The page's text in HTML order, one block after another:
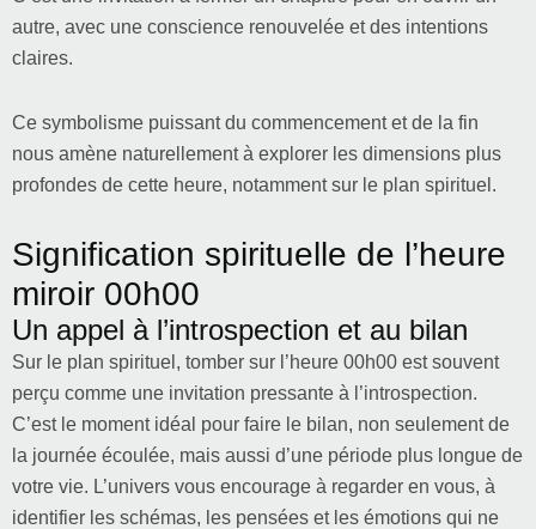
autre, avec une conscience renouvelée et des intentions
claires.
Ce symbolisme puissant du commencement et de la fin
nous amène naturellement à explorer les dimensions plus
profondes de cette heure, notamment sur le plan spirituel.
Signification spirituelle de l’heure
miroir 00h00
Un appel à l’introspection et au bilan
Sur le plan spirituel, tomber sur l’heure 00h00 est souvent
perçu comme une invitation pressante à l’introspection.
C’est le moment idéal pour faire le bilan, non seulement de
la journée écoulée, mais aussi d’une période plus longue de
votre vie. L’univers vous encourage à regarder en vous, à
identifier les schémas, les pensées et les émotions qui ne